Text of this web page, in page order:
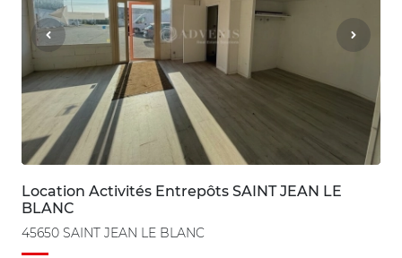
Location Activités Entrepôts SAINT JEAN LE
BLANC
45650 SAINT JEAN LE BLANC